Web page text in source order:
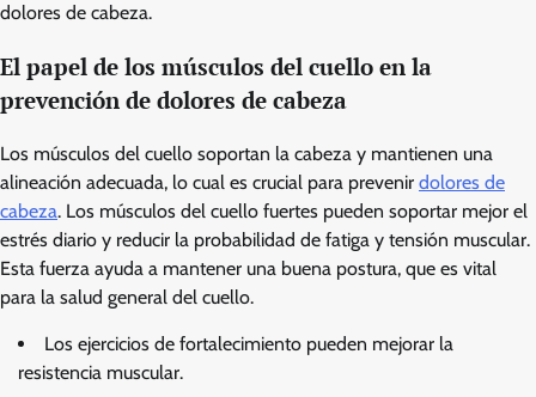
dolores de cabeza.
El papel de los músculos del cuello en la
prevención de dolores de cabeza
Los músculos del cuello soportan la cabeza y mantienen una
alineación adecuada, lo cual es crucial para prevenir dolores de
cabeza. Los músculos del cuello fuertes pueden soportar mejor el
estrés diario y reducir la probabilidad de fatiga y tensión muscular.
Esta fuerza ayuda a mantener una buena postura, que es vital
para la salud general del cuello.
Los ejercicios de fortalecimiento pueden mejorar la
resistencia muscular.